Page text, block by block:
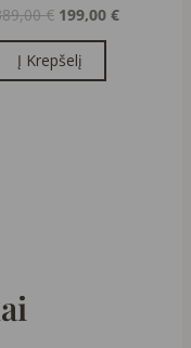
€ 199,00 €
Į Krepšelį